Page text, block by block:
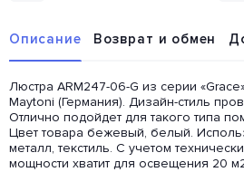
Описание Возврат и обмен
Люстра ARM247-06-G из серии
Maytoni (Германия). Дизайн-стиль
Отлично подойдет для такого типа
Цвет товара бежевый, белый.
металл, текстиль. С учетом
мощности хватит для освещения 20